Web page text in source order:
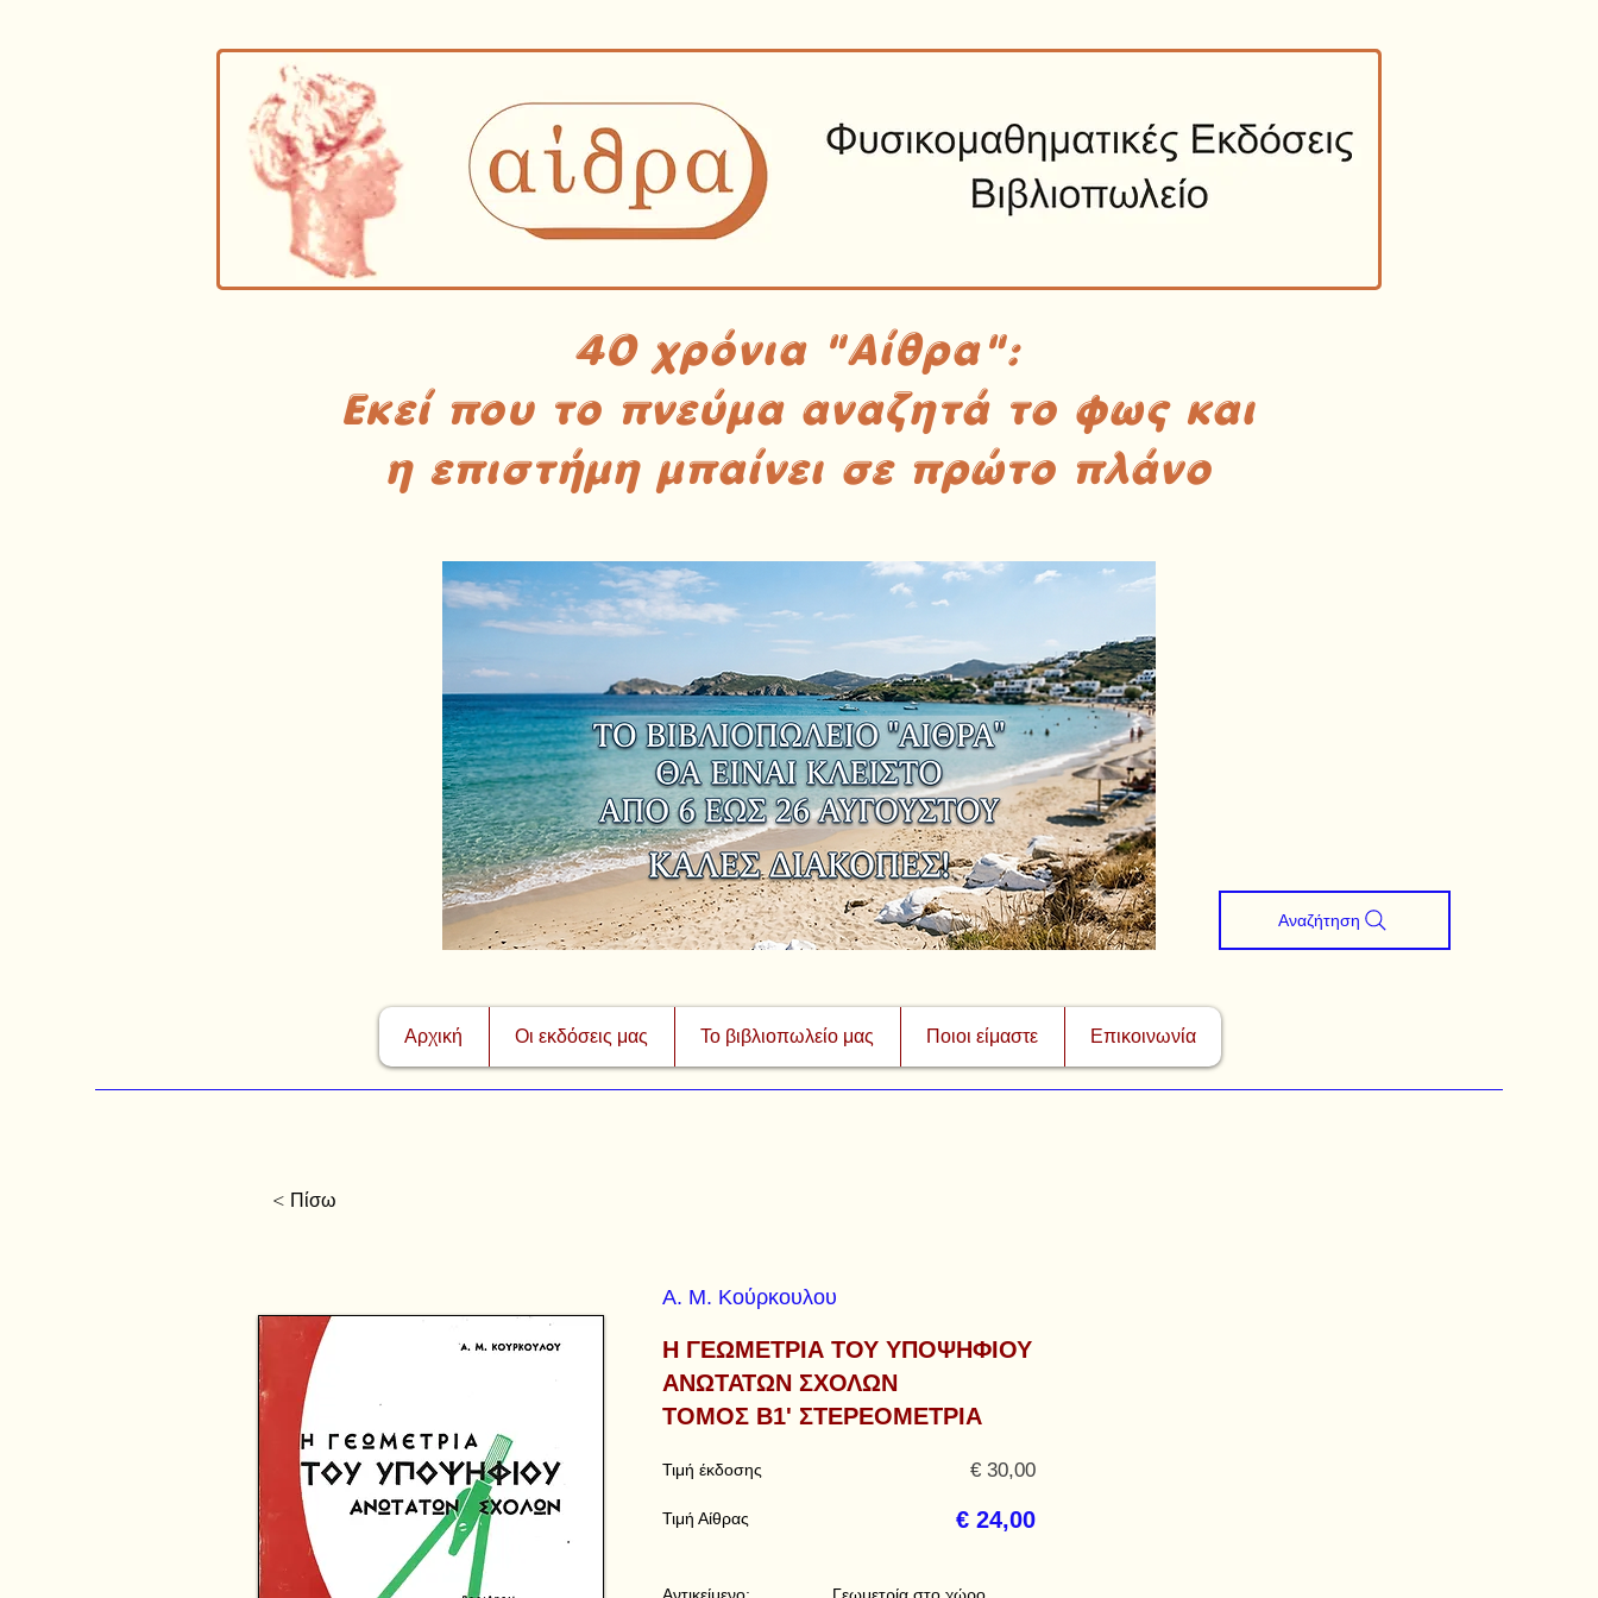
40 χρόνια "Αίθρα":
Εκεί που το πνεύμα αναζητά το φως και
η επιστήμη μπαίνει σε πρώτο πλάνο
Αρχική Οι εκδόσεις μας Το βιβλιοπωλείο μας Ποιοι είμαστε Επικοινωνία
Αναζήτηση
< Πίσω
Α. Μ. Κούρκουλου
Η ΓΕΩΜΕΤΡΙΑ ΤΟΥ ΥΠΟΨΗΦΙΟΥ
ΑΝΩΤΑΤΩΝ ΣΧΟΛΩΝ
ΤΟΜΟΣ Β1' ΣΤΕΡΕΟΜΕΤΡΙΑ
Τιμή έκδοσης
Τιμή Αίθρας
€ 30,00
€ 24,00